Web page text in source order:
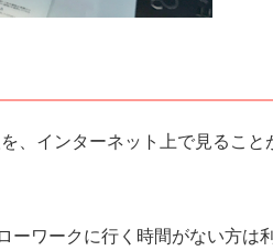
、インターネット上で見ること
ーワークに行く時間がない方は